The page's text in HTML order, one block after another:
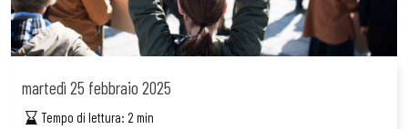
martedì 25 febbraio 2025
Tempo di lettura: 2 min